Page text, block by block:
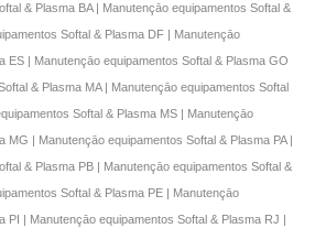
& Plasma BA | Manutençāo equipamentos Softal &
Softal & Plasma DF | Manutençāo
ES | Manutençāo equipamentos Softal & Plasma GO
& Plasma MA | Manutençāo equipamentos Softal
Softal & Plasma MS | Manutençāo
MG | Manutençāo equipamentos Softal & Plasma PA |
& Plasma PB | Manutençāo equipamentos Softal &
Softal & Plasma PE | Manutençāo
PI | Manutençāo equipamentos Softal & Plasma RJ |